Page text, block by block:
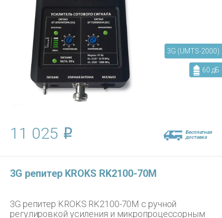
3G (UMTS-2000)
60 дБ
11 025
Бесплатная
доставка
3G репитер KROKS RK2100-70M
3G репитер KROKS RK2100-70M с ручной
регулировкой усиления и микропроцессорным